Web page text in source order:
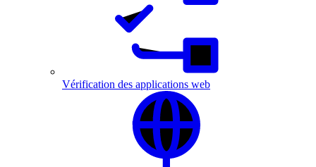
Vérification des applications web